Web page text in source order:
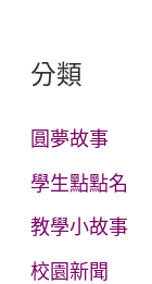
字
:
分類
圓夢故事
學生點點名
教學小故事
校園新聞